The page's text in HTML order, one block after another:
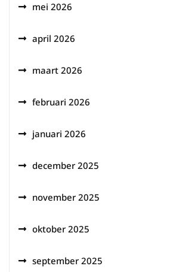
mei 2026
april 2026
maart 2026
februari 2026
januari 2026
december 2025
november 2025
oktober 2025
september 2025